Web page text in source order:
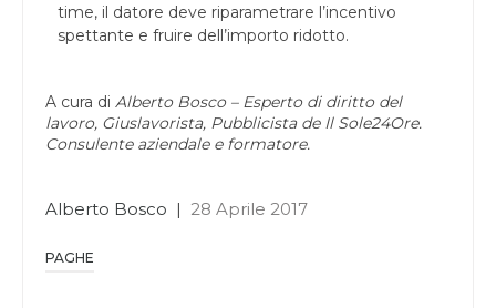
time, il datore deve riparametrare l’incentivo
spettante e fruire dell’importo ridotto.
A cura di Alberto Bosco – Esperto di diritto del
lavoro, Giuslavorista, Pubblicista de Il Sole24Ore.
Consulente aziendale e formatore.
Alberto Bosco | 28 Aprile 2017
PAGHE